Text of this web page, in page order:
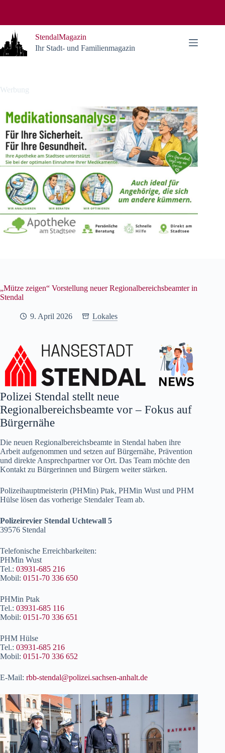
StendalMagazin
Ihr Stadt- und Familienmagazin
Werbung
„Mütze zeigen“ Vorstellung neuer Regionalbereichsbeamter in
Stendal
9. April 2026 Lokales
Polizei Stendal stellt neue
Regionalbereichsbeamte vor – Fokus auf
Bürgernähe
Die neuen Regionalbereichsbeamte in Stendal haben ihre
Arbeit aufgenommen und setzen auf Bürgernähe, Prävention
und direkte Ansprechpartner vor Ort. Das Team möchte den
Kontakt zu Bürgerinnen und Bürgern weiter stärken.
Polizeihauptmeisterin (PHMin) Ptak, PHMin Wust und PHM
Hülse lösen das vorherige Stendaler Team ab.
Polizeirevier Stendal Uchtewall 5
39576 Stendal
Telefonische Erreichbarkeiten:
PHMin Wust
Tel.: 03931-685 216
Mobil: 0151-70 336 650
PHMin Ptak
Tel.: 03931-685 116
Mobil: 0151-70 336 651
PHM Hülse
Tel.: 03931-685 216
Mobil: 0151-70 336 652
E-Mail: rbb-stendal@polizei.sachsen-anhalt.de